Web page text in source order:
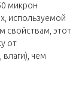
микрон
используемой
свойствам, этот
от
чем